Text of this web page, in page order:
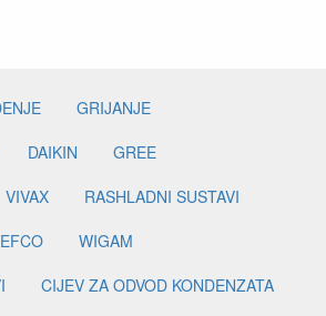
GRIJANJE
DAIKIN
GREE
VIVAX
RASHLADNI SUSTAVI
WIGAM
CIJEV ZA ODVOD KONDENZATA